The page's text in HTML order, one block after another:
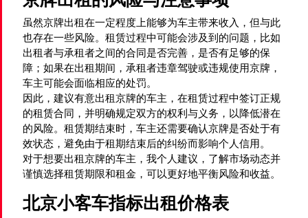
虽然京牌出租在一定程度上能够为车主带来收入，但与此
也存在一些风险。租赁过程中可能会涉及到的问题，比如
出租者与承租者之间的合同是否完善，是否有足够的保
障；如果在出租期间，承租者违章驾驶或违规使用京牌，
车主可能会面临相应的处罚。
因此，建议有意出租京牌的车主，在租赁过程中签订正规
的租赁合同，并明确规定双方的权利与义务，以降低潜在
的风险。租赁期结束时，车主还需要确认京牌是否处于有
效状态，避免由于租期结束后的纠纷而影响个人信用。
对于想要出租京牌的车主，我个人建议，了解市场动态并
谨慎选择租赁期限和租金，可以更好地平衡风险和收益。
北京小客车指标出租价格表